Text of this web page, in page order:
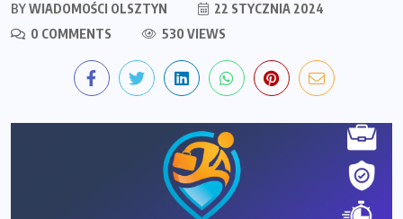
BYWIADOMOŚCI OLSZTYN
22 STYCZNIA 2024
0 COMMENTS
530 VIEWS